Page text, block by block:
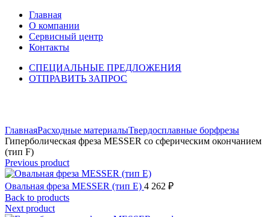
Главная
О компании
Сервисный центр
Контакты
СПЕЦИАЛЬНЫЕ ПРЕДЛОЖЕНИЯ
ОТПРАВИТЬ ЗАПРОС
ГлавнаяРасходные материалыТвердосплавные борфрезы
Гиперболическая фреза MESSER со сферическим окончанием
(тип F)
Previous product
Овальная фреза MESSER (тип Е) 4 262 ₽
Back to products
Next product